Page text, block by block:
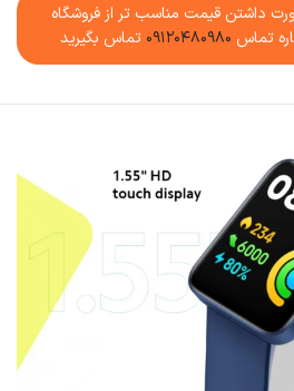
داشتن قیمت مناسب تر از فروشگاه
تماس ۰۹۱۲۰۴۸۰۹۸۰ تماس بگیرید